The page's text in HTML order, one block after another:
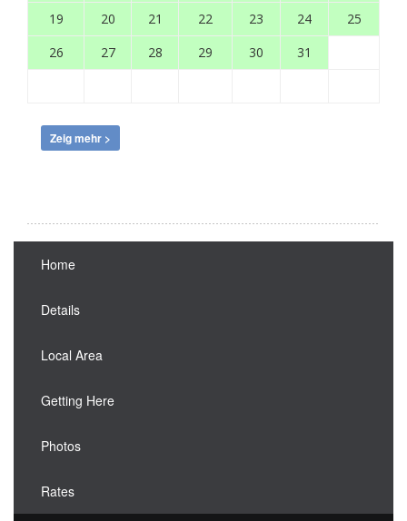
19
20 21 22 23 24
25
26
27 28 29 30 31
Zeig mehr >
Home
Details
Local Area
Getting Here
Photos
Rates